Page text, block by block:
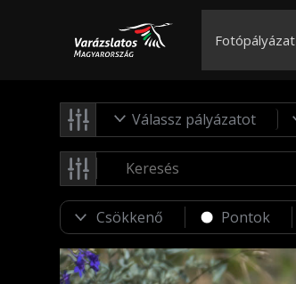
Fotópályázat
Válassz pályázatot
Pontok